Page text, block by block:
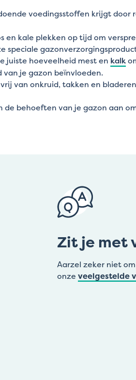
voedingsstoffen krijgt door
en kale plekken op tijd om
speciale
juiste hoeveelheid mest en kalk
je gazon beïnvloeden.
van onkruid, takken en
de behoeften van je gazon aan
Zit je met
Aarzel zeker niet
onze veelgestelde